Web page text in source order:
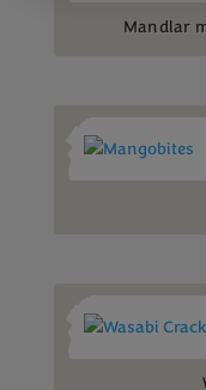
Mandlar